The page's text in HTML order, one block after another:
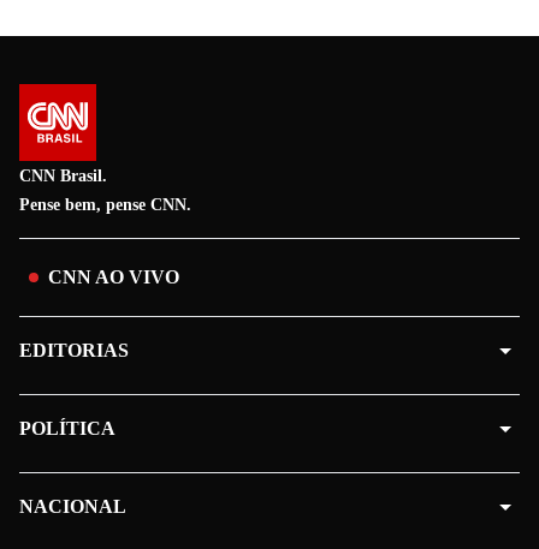
CNN Brasil.
Pense bem, pense CNN.
CNN AO VIVO
EDITORIAS
POLÍTICA
NACIONAL